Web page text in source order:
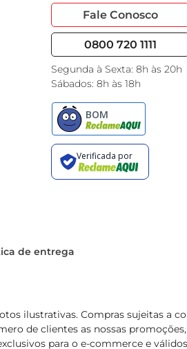
Fale Conosco
0800 720 1111
Segunda à Sexta: 8h às 20h
Sábados: 8h às 18h
de entrega
ilustrativas. Compras sujeitas a
de clientes as nossas
para o e-commerce e